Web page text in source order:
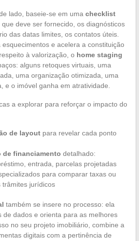
lado, baseie-se em uma checklist
deve ser fornecido, os diagnósticos
das datas limites, os contatos úteis.
e acelera a constituição
à valorização, o home staging
alguns retoques virtuais, uma
uma organização otimizada, uma
e o imóvel ganha em atratividade.
a explorar para reforçar o impacto do
de layoutpara revelar cada ponto
de financiamento detalhado:
entrada, parcelas projetadas
para comparar taxas ou
jurídicos
também se insere no processo: ela
de dados e orienta para as melhores
no seu projeto imobiliário, combine a
digitais com a pertinência de